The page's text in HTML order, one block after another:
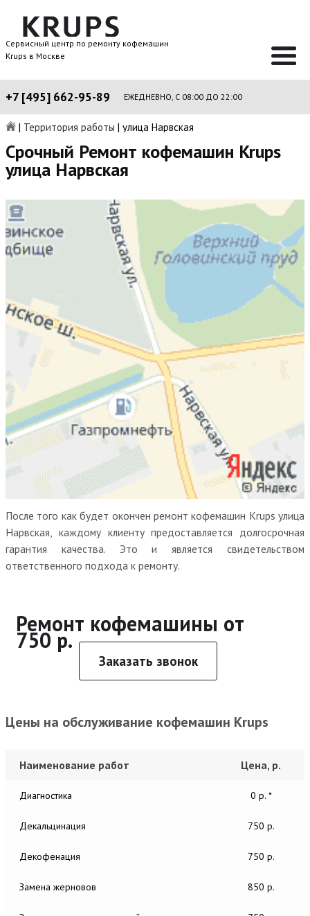
Сервисный центр по ремонту кофемашин
Krups в Москве
+7 [495] 662-95-89 ЕЖЕДНЕВНО, С 08:00 ДО 22:00
| Территория работы | улица Нарвская
Срочный Ремонт кофемашин Krups
улица Нарвская
После того как будет окончен ремонт кофемашин Krups улица
Нарвская, каждому клиенту предоставляется долгосрочная
гарантия качества. Это и является свидетельством
ответственного подхода к ремонту.
Ремонт кофемашины от
750 р.
Заказать звонок
Цены на обслуживание кофемашин Krups
Наименование работ Цена, р.
Диагностика 0 р. *
Декальцинация 750 р.
Декофенация 750 р.
Замена жерновов 850 р.